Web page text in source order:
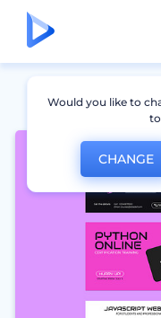
Would you like to
CHANGE